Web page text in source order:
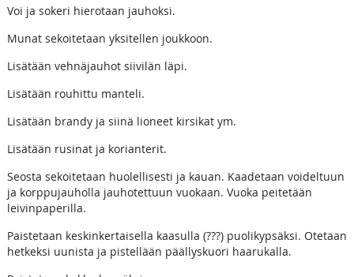
Voi ja sokeri hierotaan jauhoksi.
Munat sekoitetaan yksitellen joukkoon.
Lisätään vehnäjauhot siivilän läpi.
Lisätään rouhittu manteli.
Lisätään brandy ja siinä lioneet kirsikat ym.
Lisätään rusinat ja korianterit.
Seosta sekoitetaan huolellisesti ja kauan. Kaadetaan voideltuun
ja korppujauholla jauhotettuun vuokaan. Vuoka peitetään
leivinpaperilla.
Paistetaan keskinkertaisella kaasulla (???) puolikypsäksi. Otetaan
hetkeksi uunista ja pistellään päällyskuori haarukalla.